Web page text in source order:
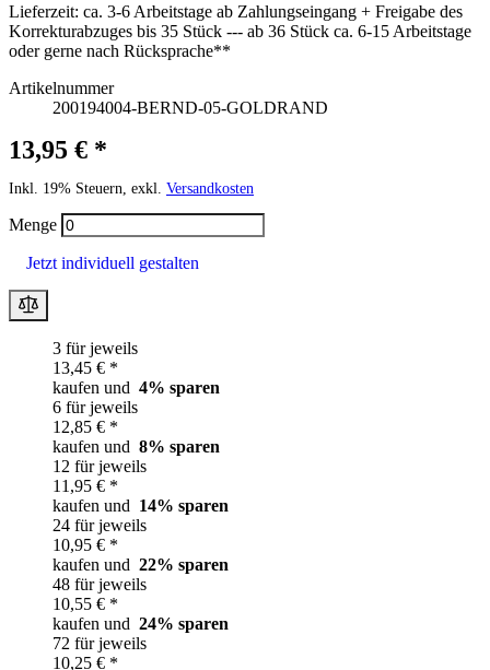
Lieferzeit: ca. 3-6 Arbeitstage ab Zahlungseingang + Freigabe des
Korrekturabzuges bis 35 Stück --- ab 36 Stück ca. 6-15 Arbeitstage
oder gerne nach Rücksprache**
Artikelnummer
200194004-BERND-05-GOLDRAND
13,95 € *
Inkl. 19% Steuern, exkl. Versandkosten
Menge
Jetzt individuell gestalten
3 für jeweils
13,45 € *
kaufen und 4% sparen
6 für jeweils
12,85 € *
kaufen und 8% sparen
12 für jeweils
11,95 € *
kaufen und 14% sparen
24 für jeweils
10,95 € *
kaufen und 22% sparen
48 für jeweils
10,55 € *
kaufen und 24% sparen
72 für jeweils
10,25 € *